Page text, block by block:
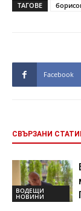
ТАГОВЕ
Facebook
СВЪРЗАНИ
ВОДЕЩИ
НОВИНИ